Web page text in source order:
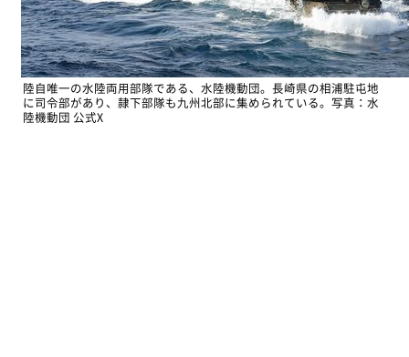
陸自唯一の水陸両用部隊である、水陸機動団。長崎県の相浦駐屯地
に司令部があり、隷下部隊も九州北部に集められている。写真：水
陸機動団 公式X